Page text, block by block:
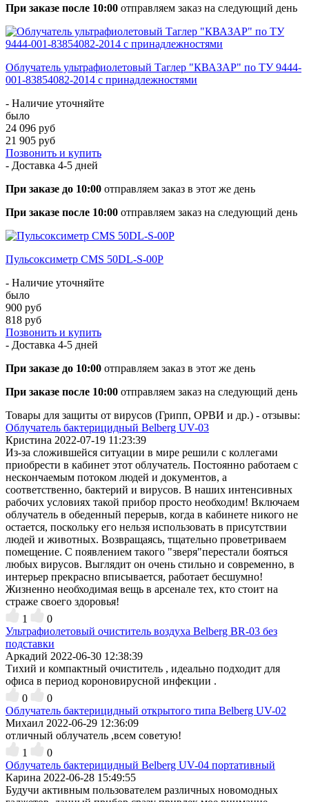
При заказе после 10:00 отправляем заказ на следующий день
Облучатель ультрафиолетовый Таглер "КВАЗАР" по ТУ 9444-
001-83854082-2014 с принадлежностями
- Наличие уточняйте
было
24 096 руб
21 905 руб
Позвонить и купить
- Доставка 4-5 дней
При заказе до 10:00 отправляем заказ в этот же день
При заказе после 10:00 отправляем заказ на следующий день
Пульсоксиметр CMS 50DL-S-00P
- Наличие уточняйте
было
900 руб
818 руб
Позвонить и купить
- Доставка 4-5 дней
При заказе до 10:00 отправляем заказ в этот же день
При заказе после 10:00 отправляем заказ на следующий день
Товары для защиты от вирусов (Грипп, ОРВИ и др.) - отзывы:
Облучатель бактерицидный Belberg UV-03
Кристина 2022-07-19 11:23:39
Из-за сложившейся ситуации в мире решили с коллегами
приобрести в кабинет этот облучатель. Постоянно работаем с
нескончаемым потоком людей и документов, а
соответственно, бактерий и вирусов. В наших интенсивных
рабочих условиях такой прибор просто необходим! Включаем
облучатель в обеденный перерыв, когда в кабинете никого не
остается, поскольку его нельзя использовать в присутствии
людей и животных. Возвращаясь, тщательно проветриваем
помещение. С появлением такого "зверя"перестали бояться
любых вирусов. Выглядит он очень стильно и современно, в
интерьер прекрасно вписывается, работает бесшумно!
Жизненно необходимая вещь в арсенале тех, кто стоит на
страже своего здоровья!
1
0
Ультрафиолетовый очиститель воздуха Belberg BR-03 без
подставки
Аркадий 2022-06-30 12:38:39
Тихий и компактный очиститель , идеально подходит для
офиса в период короновирусной инфекции .
0
0
Облучатель бактерицидный открытого типа Belberg UV-02
Михаил 2022-06-29 12:36:09
отличный облучатель ,всем советую!
1
0
Облучатель бактерицидный Belberg UV-04 портативный
Карина 2022-06-28 15:49:55
Будучи активным пользователем различных новомодных